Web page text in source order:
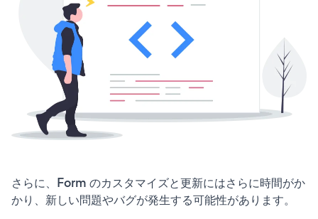
さらに、Form のカスタマイズと更新にはさらに時間がか
かり、新しい問題やバグが発生する可能性があります。